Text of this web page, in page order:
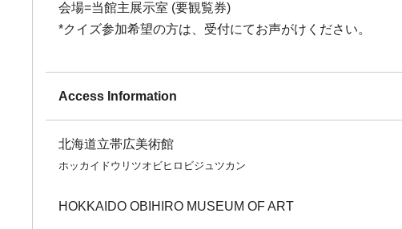
会場=当館主展示室 (要観覧券)
*クイズ参加希望の方は、受付にてお声がけください。
Access Information
北海道立帯広美術館
ホッカイドウリツオビヒロビジュツカン
HOKKAIDO OBIHIRO MUSEUM OF ART